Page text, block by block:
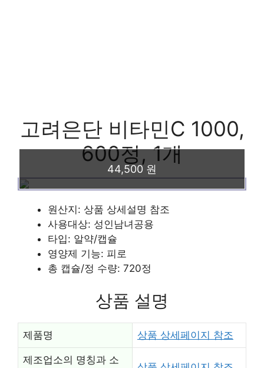
고려은단 비타민C 1000,
600정, 1개
44,500 원
원산지: 상품 상세설명 참조
사용대상: 성인남녀공용
타입: 알약/캡슐
영양제 기능: 피로
총 캡슐/정 수량: 720정
상품 설명
제품명 상품 상세페이지 참조
제조업소의 명칭과 소